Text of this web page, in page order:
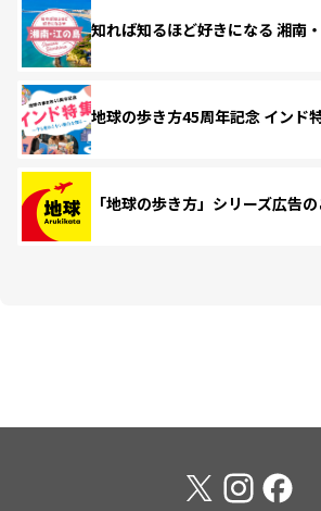
知れば知るほど好きになる 湘南
地球の歩き方45周年記念 インド
「地球の歩き方」シリーズ広告